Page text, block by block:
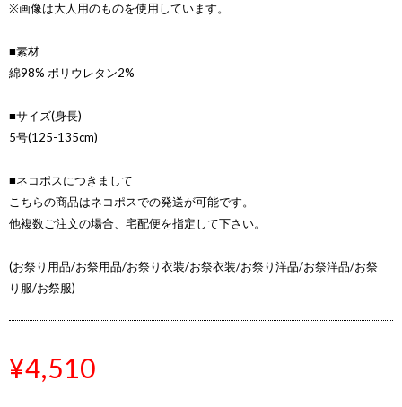
※画像は大人用のものを使用しています。
■素材
綿98% ポリウレタン2%
■サイズ(身長)
5号(125-135cm)
■ネコポスにつきまして
こちらの商品はネコポスでの発送が可能です。
他複数ご注文の場合、宅配便を指定して下さい。
(お祭り用品/お祭用品/お祭り衣装/お祭衣装/お祭り洋品/お祭洋品/お祭
り服/お祭服)
¥4,510